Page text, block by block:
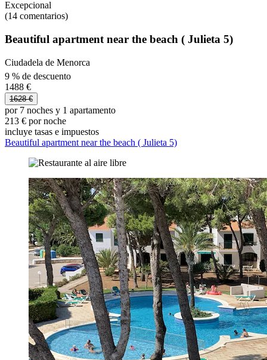
Excepcional
(14 comentarios)
Beautiful apartment near the beach ( Julieta 5)
Ciudadela de Menorca
9 % de descuento
1488 €
1628 €
por 7 noches y 1 apartamento
213 € por noche
incluye tasas e impuestos
Beautiful apartment near the beach ( Julieta 5)